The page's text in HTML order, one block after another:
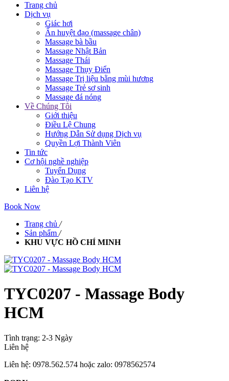
Trang chủ
Dịch vụ
Giác hơi
Ấn huyệt đạo (massage chân)
Massage bà bầu
Massage Nhật Bản
Massage Thái
Massage Thụy Điển
Massage Trị liệu bằng mùi hương
Massage Trẻ sơ sinh
Massage đá nóng
Về Chúng Tôi
Giới thiệu
Điều Lệ Chung
Hướng Dẫn Sử dụng Dịch vụ
Quyền Lợi Thành Viên
Tin tức
Cơ hội nghề nghiệp
Tuyển Dụng
Đào Tạo KTV
Liên hệ
Book Now
Trang chủ /
Sản phẩm /
KHU VỰC HỒ CHÍ MINH
TYC0207 - Massage Body
HCM
Tình trạng: 2-3 Ngày
Liên hệ
Liên hệ: 0978.562.574 hoặc zalo: 0978562574